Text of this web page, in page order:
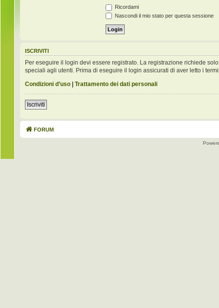
Ricordami
Nascondi il mio stato per questa sessione
ISCRIVITI
Per eseguire il login devi essere registrato. La registrazione richiede
speciali agli utenti. Prima di eseguire il login assicurati di aver letto i
Condizioni d’uso | Trattamento dei dati personali
Iscriviti
FORUM